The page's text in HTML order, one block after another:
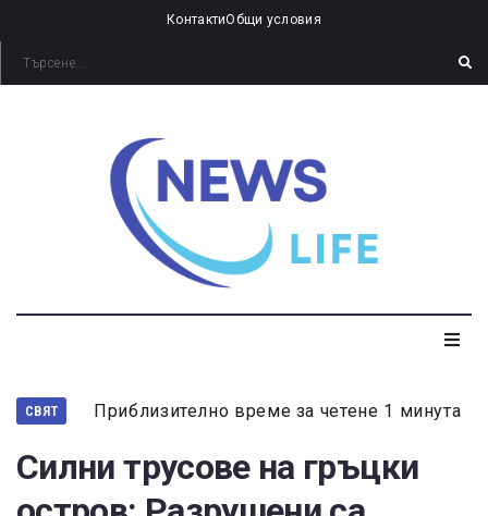
КонтактиОбщи условия
СВЯТ Приблизително време за четене 1 минута
Силни трусове на гръцки